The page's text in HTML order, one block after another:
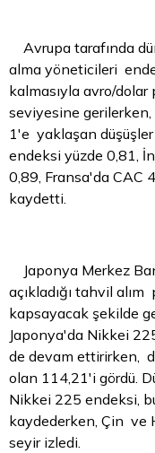
Avrupa tarafında
alma yöneticileri
kalmasıyla avro/dolar
seviyesine gerilerken,
1'e yaklaşan
endeksi yüzde 0,81,
0,89, Fransa'da CAC
kaydetti.
Japonya Merkez
açıkladığı tahvil
kapsayacak şekilde
Japonya'da Nikkei
de devam ettirirken,
olan 114,21'i gördü.
Nikkei 225 endeksi,
kaydederken, Çin ve
seyir izledi.